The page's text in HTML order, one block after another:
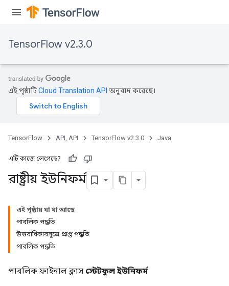
TensorFlow v2.3.0
এই পৃষ্ঠাটিCloud Translation API অনুবাদ করেছে।
TensorFlow API, API TensorFlow v2.3.0 Java
এটি কাজে লেগেছে?
রাষ্ট্রীয় ইউনিফর্ম
এই পৃষ্ঠায় যা যা আছে
পাবলিক পদ্ধতি
উত্তরাধিকারসূত্রে প্রাপ্ত পদ্ধতি
পাবলিক পদ্ধতি
পাবলিক ফাইনাল ক্লাস স্টেটফুল ইউনিফর্ম